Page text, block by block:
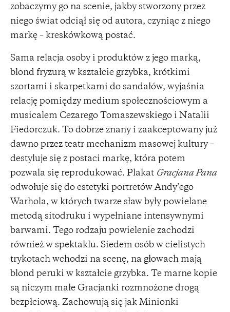
zobaczymy go na scenie, jakby stworzony przez
niego świat odciął się od autora, czyniąc z niego
markę – kreskówkową postać.
Sama relacja osoby i produktów z jego marką,
blond fryzurą w kształcie grzybka, krótkimi
szortami i skarpetkami do sandałów, wyjaśnia
relację pomiędzy medium społecznościowym a
musicalem Cezarego Tomaszewskiego i Natalii
Fiedorczuk. To dobrze znany i zaakceptowany już
dawno przez teatr mechanizm masowej kultury –
destyluje się z postaci markę, która potem
pozwala się reprodukować. Plakat Gracjana Pana
odwołuje się do estetyki portretów Andy’ego
Warhola, w których twarze sław były powielane
metodą sitodruku i wypełniane intensywnymi
barwami. Tego rodzaju powielenie zachodzi
również w spektaklu. Siedem osób w cielistych
trykotach wchodzi na scenę, na głowach mają
blond peruki w kształcie grzybka. Te marne kopie
są niczym małe Gracjanki rozmnożone drogą
bezpłciową. Zachowują się jak Minionki